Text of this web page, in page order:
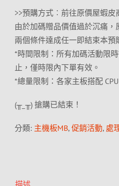
>>預購方式︰前往原價屋蝦皮
由於加碼贈品價值過於沉痛
兩個條件達成任一即結束本預
*時間限制：所有加碼活動限
止，僅時限內下單有效。
*總量限制：各家主板搭配
(╥_╥) 搶購已結束！
分類: 主機板MB, 促銷活動, 處
描述